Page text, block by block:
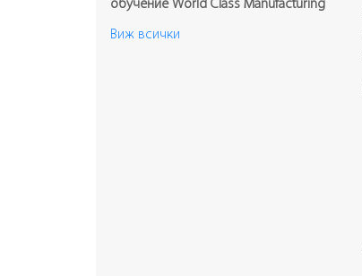
обучение World Class Manufacturing
Виж всички